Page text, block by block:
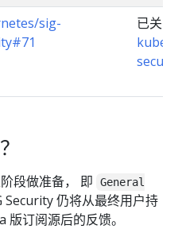
sig-
已关闭
段做准备， 即
General
Security 仍将从最终用户持
订阅源后的反馈。